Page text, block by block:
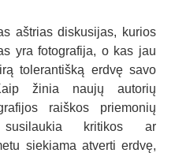
aštrias diskusijas, kurios
yra fotografija, o kas jau
tolerantišką erdvę savo
žinia naujų autorių
raiškos priemonių
susilaukia kritikos ar
siekiama atverti erdvę,